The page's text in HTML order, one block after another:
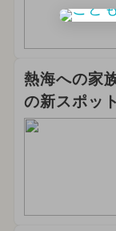
熱海への家
の新スポッ